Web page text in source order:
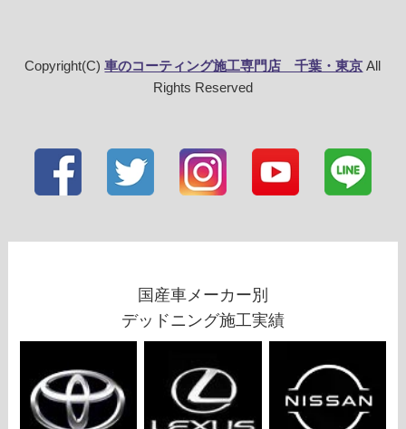
Copyright(C)車のコーティング施工専門店 千葉・東京 All
Rights Reserved
国産車メーカー別
デッドニング施工実績